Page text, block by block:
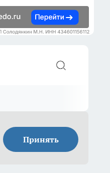
Принять